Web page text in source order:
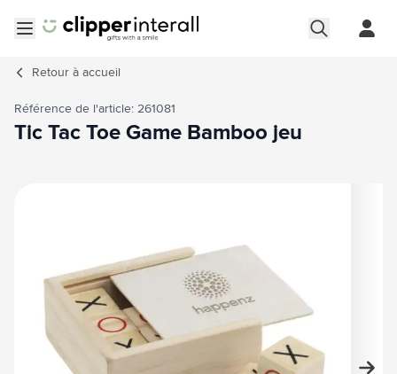
Retour à accueil
Référence de l'article: 261081
Tic Tac Toe Game Bamboo jeu